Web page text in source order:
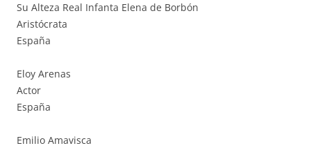
Su Alteza Real Infanta Elena de Borbón
Aristócrata
España
Eloy Arenas
Actor
España
Emilio Amavisca